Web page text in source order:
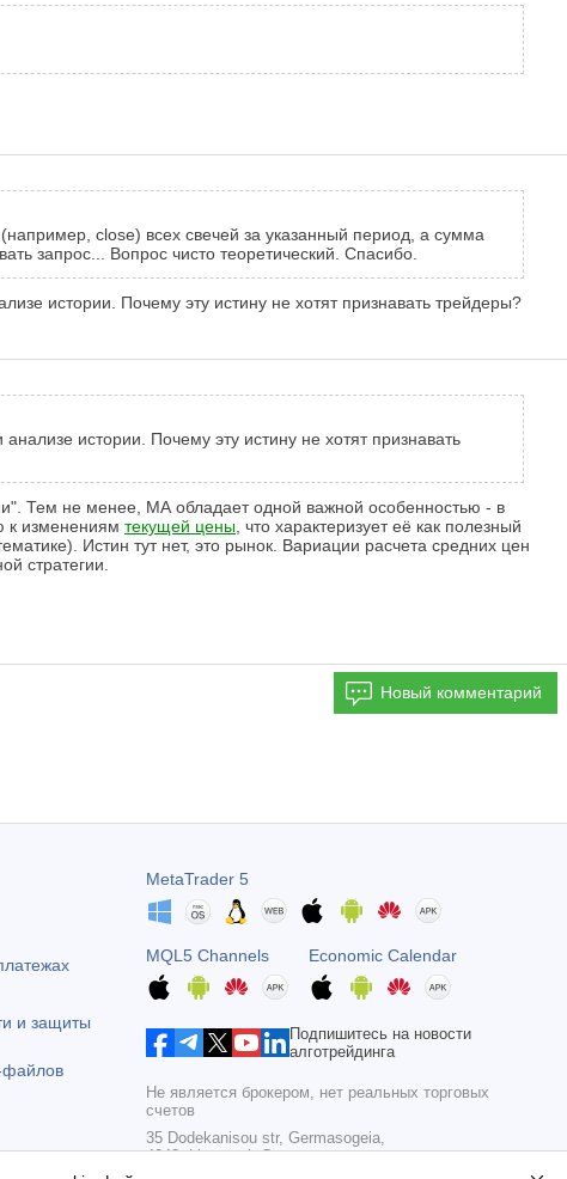
close) всех свечей за указанный период, а сумма
запрос... Вопрос чисто теоретический. Спасибо.
истории. Почему эту истину не хотят признавать трейдеры?
истории. Почему эту истину не хотят признавать
Тем не менее, МА обладает одной важной особенностью - в
к изменениям текущей цены , что характеризует её как полезный
Истин тут нет, это рынок. Вариации расчета средних цен
стратегии.
Новый комментарий
и защиты
файлов
MetaTrader 5
MQL5 Channels Economic Calendar
Подпишитесь на новости
алготрейдинга
Не является брокером, нет реальных торговых
счетов
35 Dodekanisou str, Germasogeia,
4043, Limassol, Cyprus